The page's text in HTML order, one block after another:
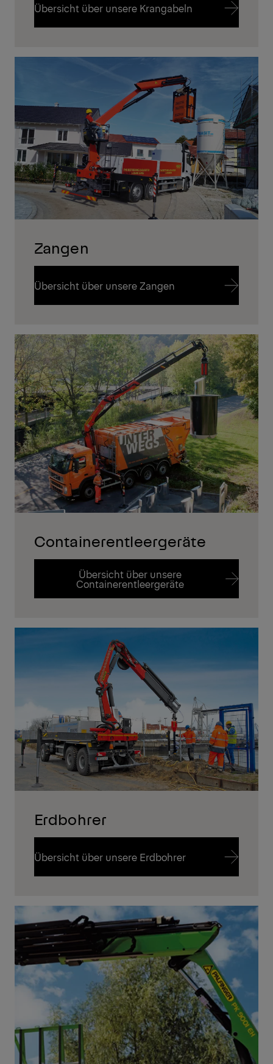
Übersicht über unsere Krangabeln
Zangen
Übersicht über unsere Zangen
Containerentleergeräte
Übersicht über unsere
Containerentleergeräte
Erdbohrer
Übersicht über unsere Erdbohrer